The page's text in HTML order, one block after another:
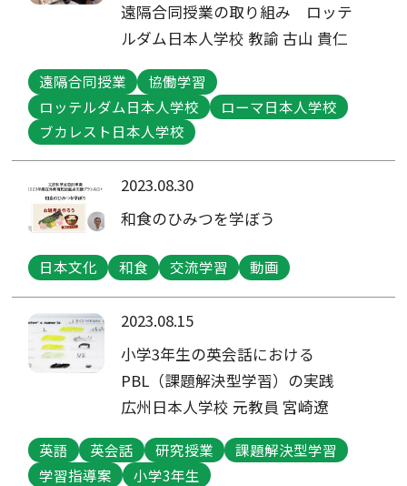
遠隔合同授業の取り組み ロッテ
ルダム日本人学校 教諭 古山 貴仁
遠隔合同授業
協働学習
ロッテルダム日本人学校
ローマ日本人学校
ブカレスト日本人学校
2023.08.30
和食のひみつを学ぼう
日本文化 和食 交流学習 動画
2023.08.15
小学3年生の英会話における
PBL（課題解決型学習）の実践
広州日本人学校 元教員 宮崎遼
英語 英会話 研究授業
課題解決型学習
学習指導案
小学3年生